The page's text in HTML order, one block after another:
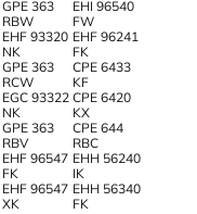
GPE 363
RBW
EHI 96540
FW
EHF 93320
NK
EHF 96241
FK
GPE 363
RCW
CPE 6433
KF
EGC 93322
NK
CPE 6420
KX
GPE 363
RBV
CPE 644
RBC
EHF 96547
FK
EHH 56240
IK
EHF 96547
XK
EHH 56340
FK